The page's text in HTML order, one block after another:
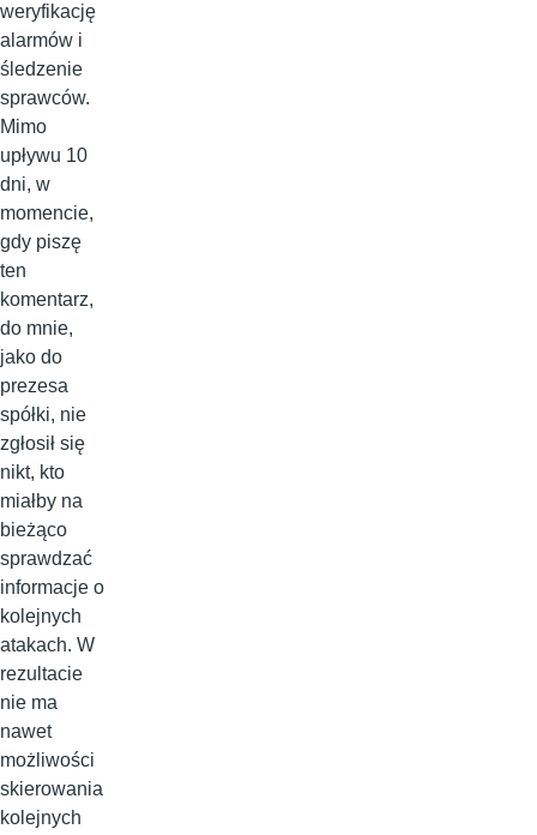
weryfikację
alarmów i
śledzenie
sprawców.
Mimo
upływu 10
dni, w
momencie,
gdy piszę
ten
komentarz,
do mnie,
jako do
prezesa
spółki, nie
zgłosił się
nikt, kto
miałby na
bieżąco
sprawdzać
informacje o
kolejnych
atakach. W
rezultacie
nie ma
nawet
możliwości
skierowania
kolejnych